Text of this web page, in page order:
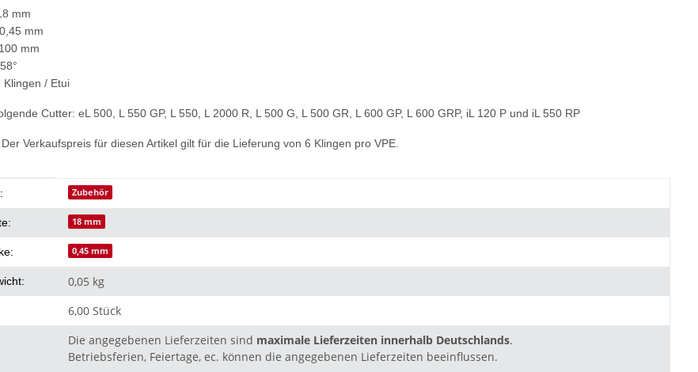
mm
mm
mm
Klingen / Etui
Cutter: eL 500, L 550 GP, L 550, L 2000 R, L 500 G, L 500 GR, L 600 GP, L 600 GRP, iL 120 P und iL 550 RP
Verkaufspreis für diesen Artikel gilt für die Lieferung von 6 Klingen pro VPE.
Zubehör
18 mm
0,45 mm
0,05 kg
6,00 Stück
Die angegebenen Lieferzeiten sind maximale Lieferzeiten innerhalb Deutschlands.
Betriebsferien, Feiertage, ec. können die angegebenen Lieferzeiten beeinflussen.